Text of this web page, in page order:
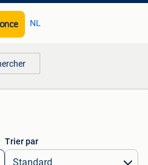
NL
Trier par